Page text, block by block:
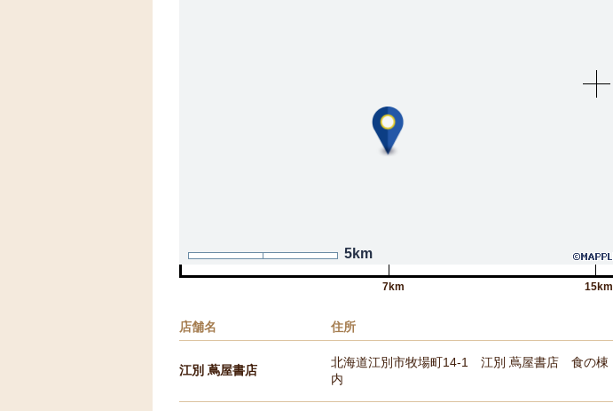
5km
7km 15km
店舗名 住所
江別 蔦屋書店
北海道江別市牧場町14-1 江別 蔦屋書店 食の棟
内